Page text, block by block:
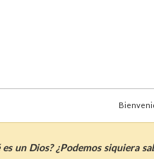
es un Dios? ¿Podemos siquiera